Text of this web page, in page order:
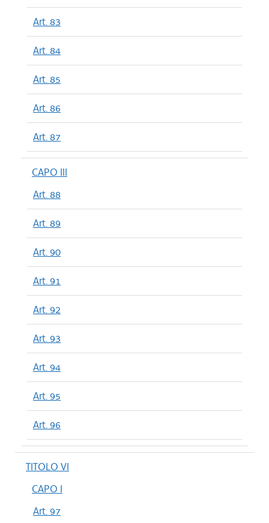
Art. 83
Art. 84
Art. 85
Art. 86
Art. 87
CAPO III
Art. 88
Art. 89
Art. 90
Art. 91
Art. 92
Art. 93
Art. 94
Art. 95
Art. 96
TITOLO VI
CAPO I
Art. 97